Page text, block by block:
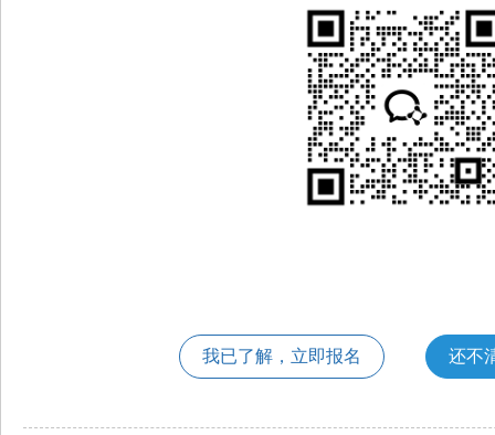
我已了解，立即报名 还不